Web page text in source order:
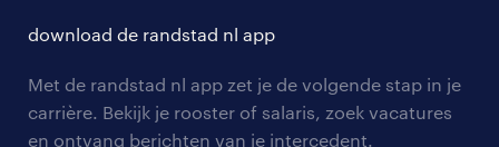
tarieven
personeel gezocht
aanmelden nieuwsbrief
solliciteren
blogs en artikelen
onze vestigingen
pers
download de randstad nl app
Met de randstad nl app zet je de volgende stap in je
carrière. Bekijk je rooster of salaris, zoek vacatures
en ontvang berichten van je intercedent.